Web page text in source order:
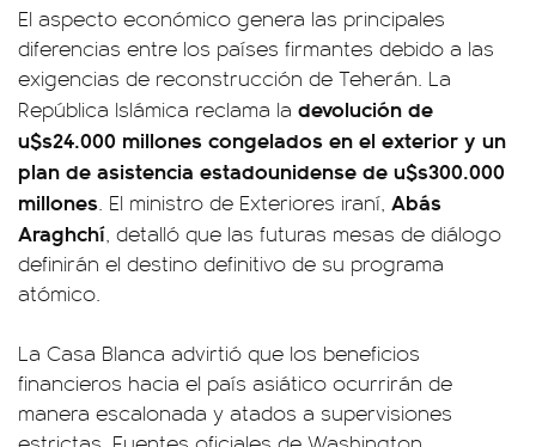
El aspecto económico genera las principales
diferencias entre los países firmantes debido a las
exigencias de reconstrucción de Teherán. La
República Islámica reclama la devolución de
u$s24.000 millones congelados en el exterior y un
plan de asistencia estadounidense de u$s300.000
millones. El ministro de Exteriores iraní, Abás
Araghchí, detalló que las futuras mesas de diálogo
definirán el destino definitivo de su programa
atómico.
La Casa Blanca advirtió que los beneficios
financieros hacia el país asiático ocurrirán de
manera escalonada y atados a supervisiones